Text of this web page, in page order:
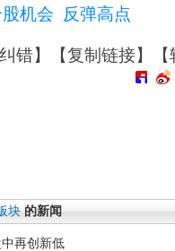
机会 反弹高点
错】【复制链接】【
块 的新闻
再创新低